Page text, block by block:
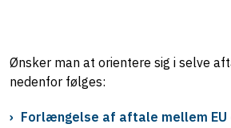
Ønsker man at orientere sig i selve
nedenfor følges:
Forlængelse af aftale mellem EU